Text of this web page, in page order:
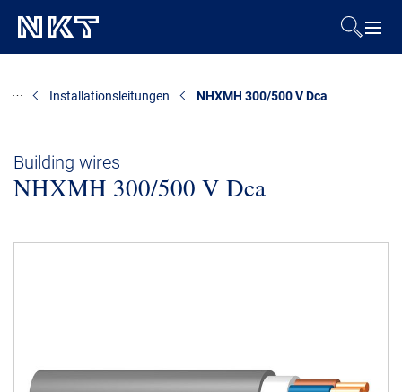
Downloads
Installationsleitungen NHXMH 300/500 V Dca
Building wires
NHXMH 300/500 V Dca